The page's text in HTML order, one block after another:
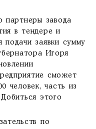
партнеры завода
в тендере и
подачи заявки сумму
Игоря
сможет
человек, часть из
этого
по